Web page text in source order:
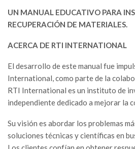
UN MANUAL EDUCATIVO PARA
RECUPERACIÓN DE MATERIALES.
ACERCA DE RTI INTERNATIONAL
El desarrollo de este manual fue
International, como parte de la
RTI International es un instituto de
independiente dedicado a mejorar la
Su visión es abordar los problemas
soluciones técnicas y científicas en